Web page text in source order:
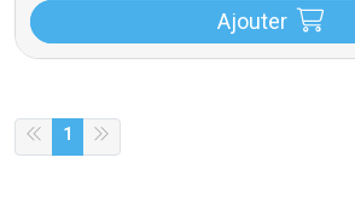
Ajouter
1